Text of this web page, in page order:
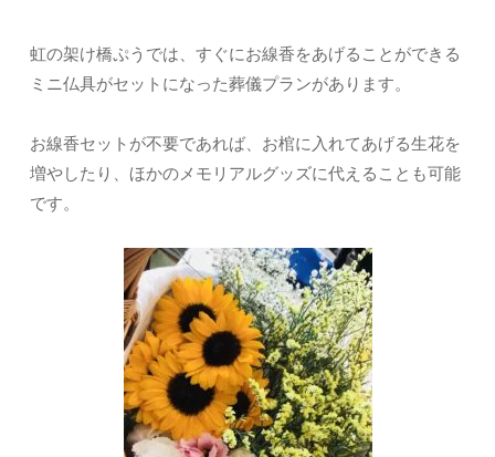
虹の架け橋ぷうでは、すぐにお線香をあげることができる
ミニ仏具がセットになった葬儀プランがあります。
お線香セットが不要であれば、お棺に入れてあげる生花を
増やしたり、ほかのメモリアルグッズに代えることも可能
です。